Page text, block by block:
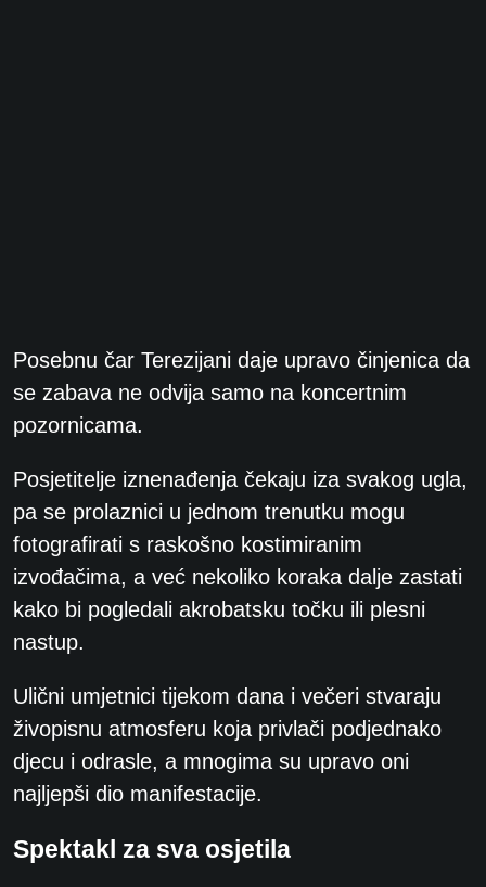
Posebnu čar Terezijani daje upravo činjenica da
se zabava ne odvija samo na koncertnim
pozornicama.
Posjetitelje iznenađenja čekaju iza svakog ugla,
pa se prolaznici u jednom trenutku mogu
fotografirati s raskošno kostimiranim
izvođačima, a već nekoliko koraka dalje zastati
kako bi pogledali akrobatsku točku ili plesni
nastup.
Ulični umjetnici tijekom dana i večeri stvaraju
živopisnu atmosferu koja privlači podjednako
djecu i odrasle, a mnogima su upravo oni
najljepši dio manifestacije.
Spektakl za sva osjetila